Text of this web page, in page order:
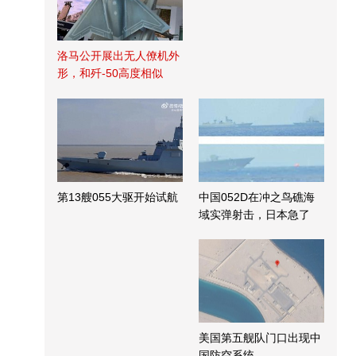
洛马公开展出无人僚机外
形，和歼-50高度相似
第13艘055大驱开始试航
中国052D在冲之鸟礁海
域实弹射击，日本急了
美国第五舰队门口出现中